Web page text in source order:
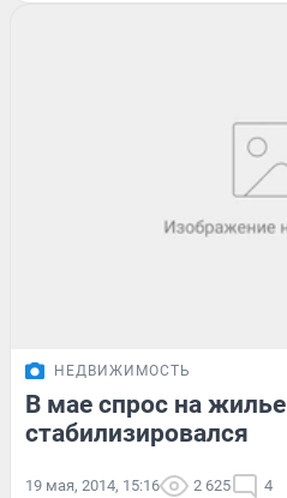
НЕДВИЖИМОСТЬ
В мае спрос на жилье
стабилизировался
19 мая, 2014, 15:16 2 625 4